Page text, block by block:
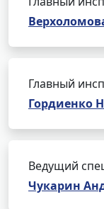
Главный
Гордиенко
Ведущий
Чукарин